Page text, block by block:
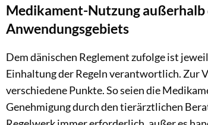
Medikament-Nutzung außerhalb
Anwendungsgebiets
Dem dänischen Reglement zufolge ist
Einhaltung der Regeln verantwortlich. Zur
verschiedene Punkte. So seien die
Genehmigung durch den tierärztlichen